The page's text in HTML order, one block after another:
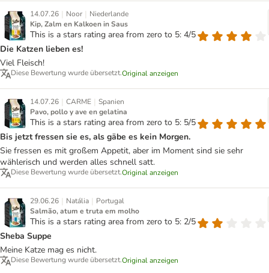
14.07.26 | Noor | Niederlande
Kip, Zalm en Kalkoen in Saus
This is a stars rating area from zero to 5: 4/5
Die Katzen lieben es!
Viel Fleisch!
Diese Bewertung wurde übersetzt.Original anzeigen
14.07.26 | CARME | Spanien
Pavo, pollo y ave en gelatina
This is a stars rating area from zero to 5: 5/5
Bis jetzt fressen sie es, als gäbe es kein Morgen.
Sie fressen es mit großem Appetit, aber im Moment sind sie sehr
wählerisch und werden alles schnell satt.
Diese Bewertung wurde übersetzt.Original anzeigen
29.06.26 | Natália | Portugal
Salmão, atum e truta em molho
This is a stars rating area from zero to 5: 2/5
Sheba Suppe
Meine Katze mag es nicht.
Diese Bewertung wurde übersetzt.Original anzeigen